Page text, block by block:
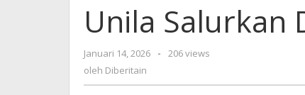
di
Unila Salurkan
Januari 14, 2026
oleh
-
206 views
oleh Diberitain